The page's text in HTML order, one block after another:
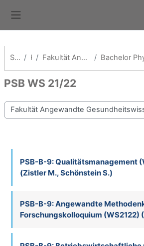
Startseite Kurse Fakultät Angewandte Gesundheitswissenschaften
PSB WS 21/22
Kursbereiche
PSB-B-9: Qualitätsmanagement
(Zistler M., Schönstein S.)
PSB-B-9: Angewandte
Forschungskolloquium (WS2122)